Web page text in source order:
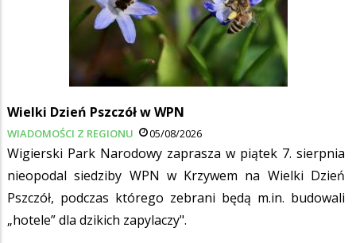
Wielki Dzień Pszczół w WPN
WIADOMOŚCI Z REGIONU 05/08/2026
Wigierski Park Narodowy zaprasza w piątek 7. sierpnia
nieopodal siedziby WPN w Krzywem na Wielki Dzień
Pszczół, podczas którego zebrani będą m.in. budowali
„hotele” dla dzikich zapylaczy".